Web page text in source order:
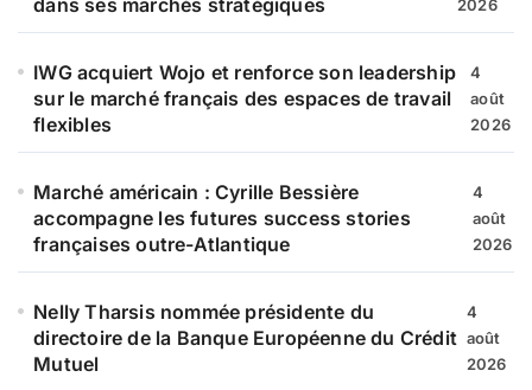
dans ses marchés stratégiques
2026
IWG acquiert Wojo et renforce son leadership
sur le marché français des espaces de travail
flexibles
4
août
2026
Marché américain : Cyrille Bessière
accompagne les futures success stories
françaises outre-Atlantique
4
août
2026
Nelly Tharsis nommée présidente du
directoire de la Banque Européenne du Crédit
Mutuel
4
août
2026